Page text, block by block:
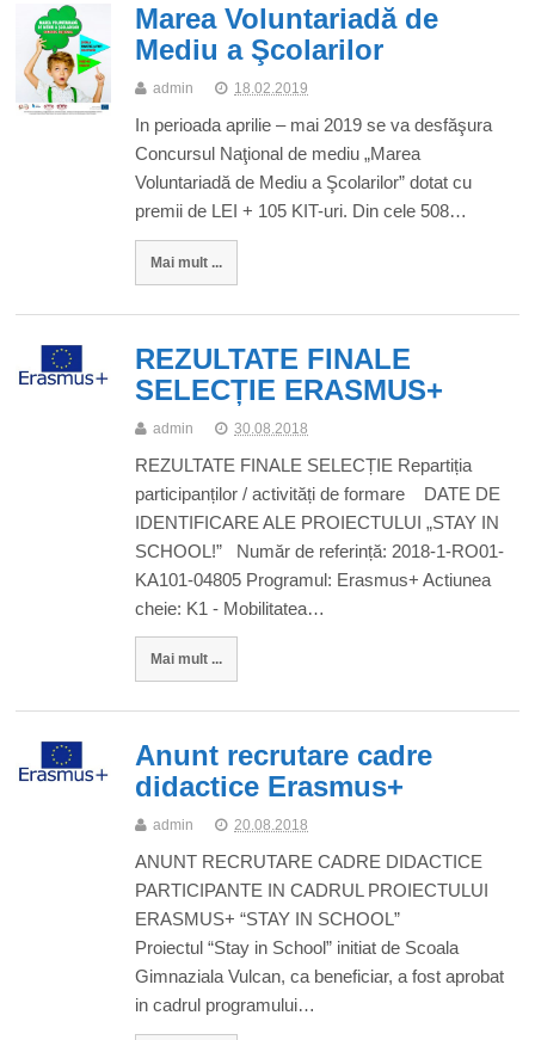
Marea Voluntariadă de
Mediu a Şcolarilor
admin 18.02.2019
In perioada aprilie – mai 2019 se va desfăşura
Concursul Naţional de mediu „Marea
Voluntariadă de Mediu a Şcolarilor” dotat cu
premii de LEI + 105 KIT-uri. Din cele 508…
Mai mult ...
REZULTATE FINALE
SELECȚIE ERASMUS+
admin 30.08.2018
REZULTATE FINALE SELECȚIE Repartiția
participanților / activități de formare DATE DE
IDENTIFICARE ALE PROIECTULUI „STAY IN
SCHOOL!” Număr de referință: 2018-1-RO01-
KA101-04805 Programul: Erasmus+ Actiunea
cheie: K1 - Mobilitatea…
Mai mult ...
Anunt recrutare cadre
didactice Erasmus+
admin 20.08.2018
ANUNT RECRUTARE CADRE DIDACTICE
PARTICIPANTE IN CADRUL PROIECTULUI
ERASMUS+ “STAY IN SCHOOL”
Proiectul “Stay in School” initiat de Scoala
Gimnaziala Vulcan, ca beneficiar, a fost aprobat
in cadrul programului…